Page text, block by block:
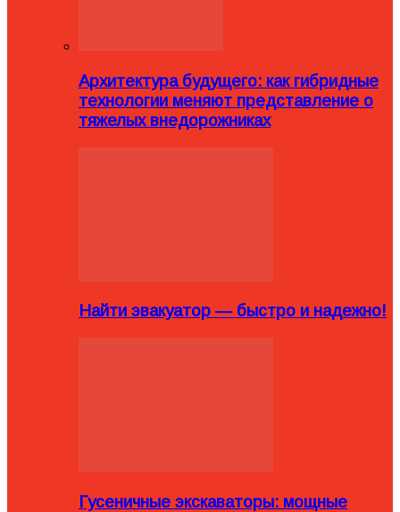
Архитектура будущего: как гибридные
технологии меняют представление о
тяжелых внедорожниках
Найти эвакуатор — быстро и надежно!
Гусеничные экскаваторы: мощные